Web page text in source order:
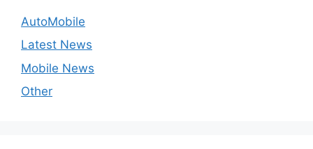
AutoMobile
Latest News
Mobile News
Other